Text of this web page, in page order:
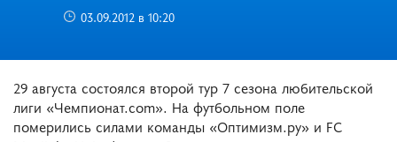
03.09.2012 в 10:20
29 августа состоялся второй тур 7 сезона любительской
лиги «Чемпионат.com». На футбольном поле
померились силами команды «Оптимизм.ру» и FC